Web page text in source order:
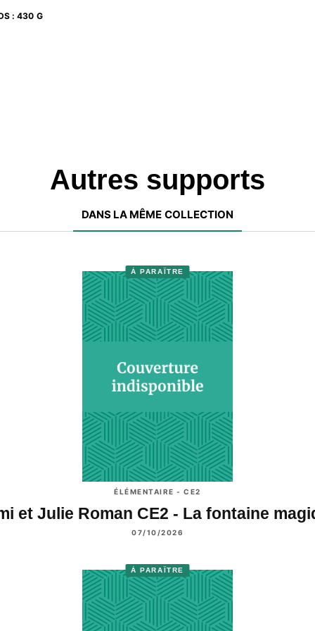
:430 G
Autres supports
DANS LA MÊME COLLECTION
À PARAÎTRE
ÉLÉMENTAIRE - CE2
et Julie Roman CE2 - La fontaine
07/10/2026
À PARAÎTRE